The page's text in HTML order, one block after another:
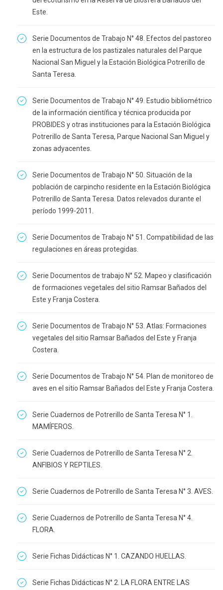
Este.
Serie Documentos de Trabajo N° 48. Efectos del pastoreo
en la estructura de los pastizales naturales del Parque
Nacional San Miguel y la Estación Biológica Potrerillo de
Santa Teresa.
Serie Documentos de Trabajo N° 49. Estudio bibliométrico
de la información científica y técnica producida por
PROBIDES y otras instituciones para la Estación Biológica
Potrerillo de Santa Teresa, Parque Nacional San Miguel y
zonas adyacentes.
Serie Documentos de Trabajo N° 50. Situación de la
población de carpincho residente en la Estación Biológica
Potrerillo de Santa Teresa. Datos relevados durante el
período 1999-2011.
Serie Documentos de Trabajo N° 51. Compatibilidad de las
regulaciones en áreas protegidas.
Serie Documentos de trabajo N° 52. Mapeo y clasificación
de formaciones vegetales del sitio Ramsar Bañados del
Este y Franja Costera.
Serie Documentos de Trabajo N° 53. Atlas: Formaciones
vegetales del sitio Ramsar Bañados del Este y Franja
Costera.
Serie Documentos de Trabajo N° 54. Plan de monitoreo de
aves en el sitio Ramsar Bañados del Este y Franja Costera.
Serie Cuadernos de Potrerillo de Santa Teresa N° 1.
MAMÍFEROS.
Serie Cuadernos de Potrerillo de Santa Teresa N° 2.
ANFIBIOS Y REPTILES.
Serie Cuadernos de Potrerillo de Santa Teresa N° 3. AVES.
Serie Cuadernos de Potrerillo de Santa Teresa N° 4.
FLORA.
Serie Fichas Didácticas N° 1. CAZANDO HUELLAS.
Serie Fichas Didácticas N° 2. LA FLORA ENTRE LAS